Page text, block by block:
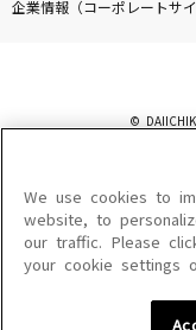
企業情報（コーポレートサイ
©
このサイトに掲載されている
を問わず、著作権法の定める
を禁じます。
楽曲及びコンテンツは、機種
楽曲及びコンテンツの配信日
We use cookies to
website, to
our traffic. Please
your cookie settings